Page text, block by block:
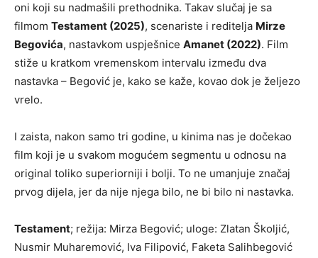
oni koji su nadmašili prethodnika. Takav slučaj je sa
filmom Testament (2025), scenariste i reditelja Mirze
Begovića, nastavkom uspješnice Amanet (2022). Film
stiže u kratkom vremenskom intervalu između dva
nastavka – Begović je, kako se kaže, kovao dok je željezo
vrelo.
I zaista, nakon samo tri godine, u kinima nas je dočekao
film koji je u svakom mogućem segmentu u odnosu na
original toliko superiorniji i bolji. To ne umanjuje značaj
prvog dijela, jer da nije njega bilo, ne bi bilo ni nastavka.
Testament; režija: Mirza Begović; uloge: Zlatan Školjić,
Nusmir Muharemović, Iva Filipović, Faketa Salihbegović